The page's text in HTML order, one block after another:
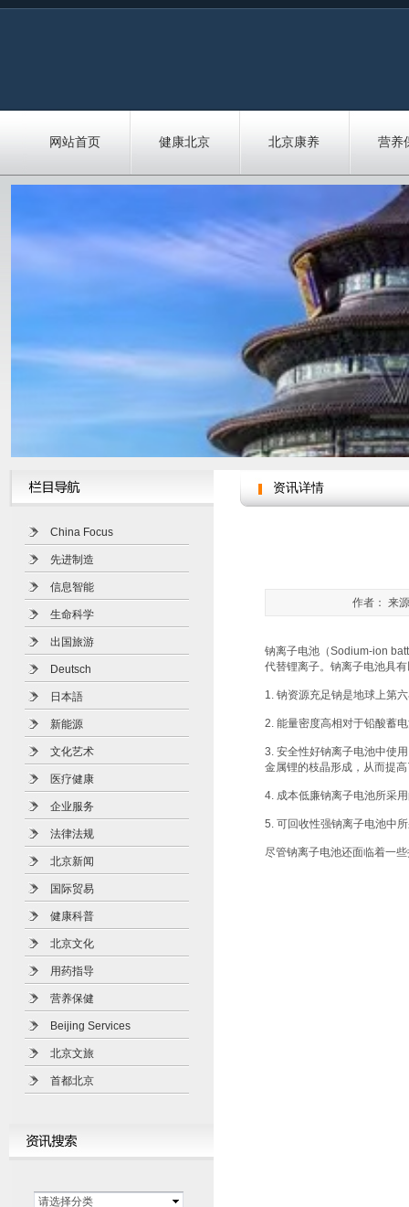
网站首页 健康北京 北京康养 营养
China Focus
先进制造
信息智能
生命科学
出国旅游
Deutsch
日本語
新能源
文化艺术
医疗健康
企业服务
法律法规
北京新闻
国际贸易
健康科普
北京文化
用药指导
营养保健
Beijing Services
北京文旅
首都北京
请选择分类
资讯详情
作者： 来
钠离子电池（Sodium-ion
代替锂离子。钠离子电池具
1. 钠资源充足钠是地球上第
2. 能量密度高相对于铅酸蓄
3. 安全性好钠离子电池中使
金属锂的枝晶形成，从而提
4. 成本低廉钠离子电池所采
5. 可回收性强钠离子电池中
尽管钠离子电池还面临着一